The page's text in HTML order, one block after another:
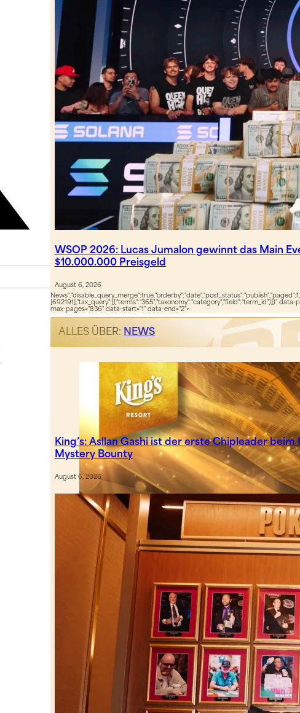
WSOP 2026: Lucas Jumalon gewinnt das Main
$10.000.000 Preisgeld
August 6, 2026
[692191],"tax_query":[{"terms":"365","taxonomy":"category","field":"term_id"}]}" data-
max-pages="836" data-start="1" data-end="2">
ALLES ÜBER: NEWS
King’s: Asllan Gashi ist der erste Chipleader beim
Mystery Bounty
August 6, 2026